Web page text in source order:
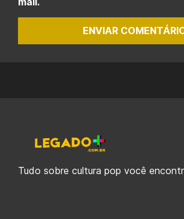
ENVIAR
Tudo sobre cultura pop você